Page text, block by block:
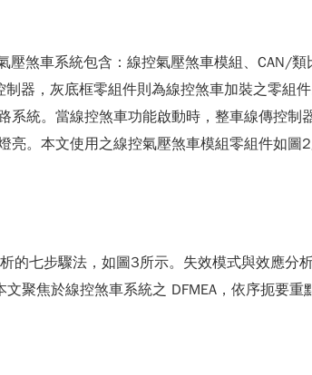
壓煞車系統包含：線控氣壓煞車模組、CAN/
器，灰底框零組件則為線控煞車加裝之零組
統。當線控煞車功能啟動時，整車線傳控制
。本文使用之線控氣壓煞車模組零組件如圖
的七步驟法，如圖3所示。失效模式與效應分
聚焦於線控煞車系統之 DFMEA，依序扼要